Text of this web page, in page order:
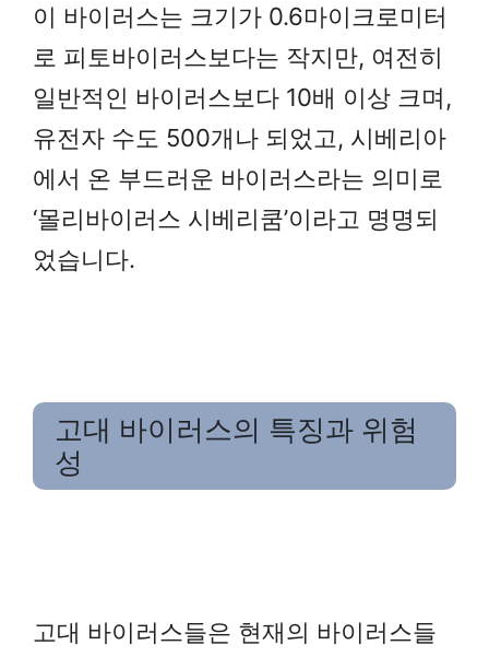
이 바이러스는 크기가 0.6마이크로미터
로 피토바이러스보다는 작지만, 여전히
일반적인 바이러스보다 10배 이상 크며,
유전자 수도 500개나 되었고, 시베리아
에서 온 부드러운 바이러스라는 의미로
‘몰리바이러스 시베리쿰’이라고 명명되
었습니다.
고대 바이러스의 특징과 위험
성
고대 바이러스들은 현재의 바이러스들